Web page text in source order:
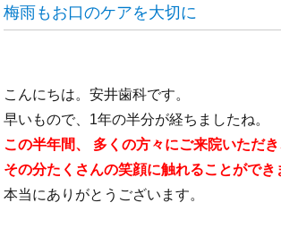
梅雨もお口のケアを大切に
こんにちは。安井歯科です。
早いもので、1年の半分が経ちましたね。
この半年間、 多くの方々にご来院いただき
その分たくさんの笑顔に触れることができ
本当にありがとうございます。